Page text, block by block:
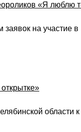
«Я люблю
на участие
области